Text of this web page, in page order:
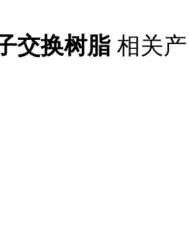
交换树脂 相关产